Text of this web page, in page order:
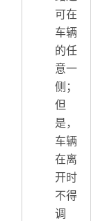
可在
车辆
的任
意一
侧；
但
是，
车辆
在离
开时
不得
调